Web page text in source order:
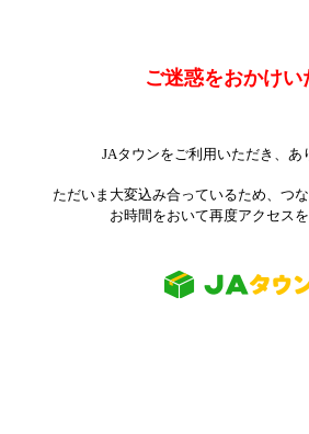
ご迷惑をおかけい
JAタウンをご利用いただき、あ
ただいま大変込み合っているため、つ
お時間をおいて再度アクセス